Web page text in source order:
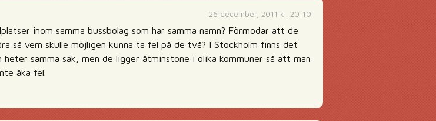
26 december, 2011 kl. 20:10
inom samma bussbolag som har samma namn? Förmodar att de
så vem skulle möjligen kunna ta fel på de två? I Stockholm finns det
heter samma sak, men de ligger åtminstone i olika kommuner så att man
åka fel.